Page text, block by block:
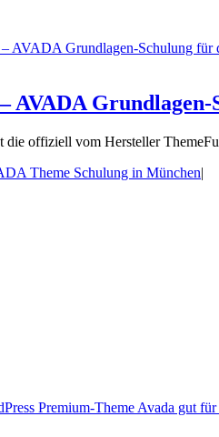
AVADA Grundlagen-Schulung für
AVADA
offiziell vom Hersteller
Theme Schulung in München|
Premium-Theme Avada gut